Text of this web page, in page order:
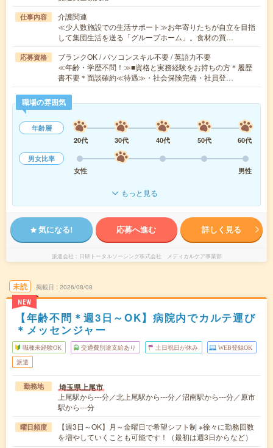
仕事内容
介護関連
≪少人数施設での生活サポート≫お年寄りたちが自立を目指
して集団生活を送る「グループホーム」。食材の買…
応募資格
ブランクOK / パソコンスキル不要 / 英語力不要
≪年齢・学歴不問！≫■資格と実務経験をお持ちの方＊履歴
書不要＊面談確約≪待遇≫・社会保険完備・社員登…
職場の雰囲気
年齢層
20代
30代 40代 50代
60代
男女比率
女性
男性
もっと見る
気になる! 応募へ進む 詳しく見る
派遣会社 日研トータルソーシング株式会社 メディカルケア事業部
未読
NEW
掲載日 2026/08/08
【年齢不問＊週3日～OK】病院内でカルテ運び
＊メッセンジャー
職種未経験OK 交通費別途支給あり 土日祝日が休み WEB登録OK
派遣
勤務地 埼玉県上尾市
上尾駅から---分／北上尾駅から---分／沼南駅から---分／原市
駅から---分
曜日頻度
【週3日～OK】月～金曜日で希望シフト制 ※徐々に勤務回数
を増やしていくことも可能です！（最初は週3日からなど）